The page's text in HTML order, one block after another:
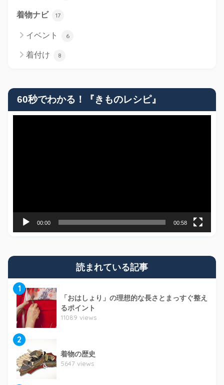
着物ナビ 17
イベント 6
着付け 8
60秒でわかる！『きものレシピ』
00:00 00:58
読まれている記事
1
「おはしょり」の理想的な長さとまっすぐ整え
るポイント
11089 views
2
着物の歴史
5647 views